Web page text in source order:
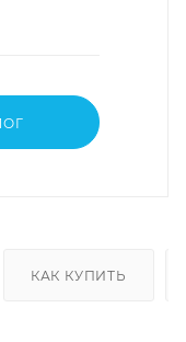
КАК КУПИТЬ